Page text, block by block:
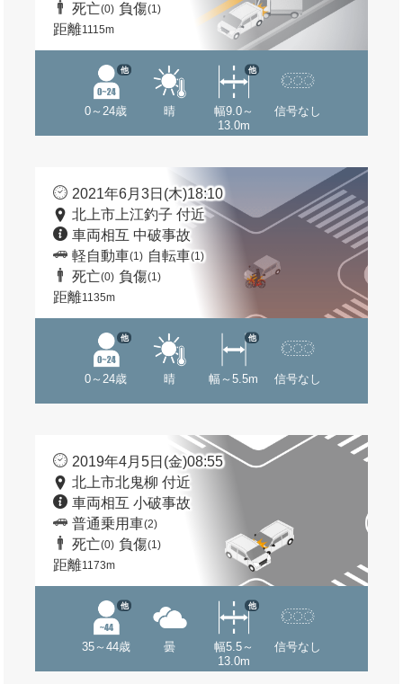
死亡(0) 負傷(1)
距離1115m
0～24歳
他
晴
幅9.0～
13.0m
他
信号なし
2021年6月3日(木)18:10
北上市上江釣子 付近
車両相互 中破事故
軽自動車(1) 自転車(1)
死亡(0) 負傷(1)
距離1135m
0～24歳
他
晴 幅～5.5m
他
信号なし
2019年4月5日(金)08:55
北上市北鬼柳 付近
車両相互 小破事故
普通乗用車(2)
死亡(0) 負傷(1)
距離1173m
35～44歳
他
曇
幅5.5～
13.0m
他
信号なし